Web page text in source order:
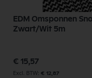
EDM Omsponnen
Zwart/Wit 5m
€ 15,57
€ 12,87